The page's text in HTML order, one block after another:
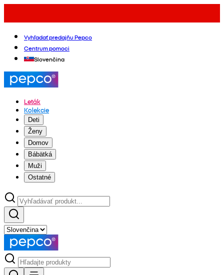
Vyhľadať predajňu Pepco
Centrum pomoci
Slovenčina
Leták
Kolekcie
Deti
Ženy
Domov
Bábätká
Muži
Ostatné